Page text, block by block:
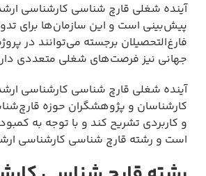
آینده شغلی قارچ شناسی کارشناسی
پیش‌بینی است و این سازمان‌ها برای
فارغ‌التحصیلان برجسته می‌توانند در
جهانی نیز فرصت‌های شغلی متعددی
آینده شغلی قارچ شناسی کارشناسی
کارشناسان و پژوهشگران حوزه
و کاربردی تشریح کند و با توجه به
است و رشته قارچ شناسی کارشناسی